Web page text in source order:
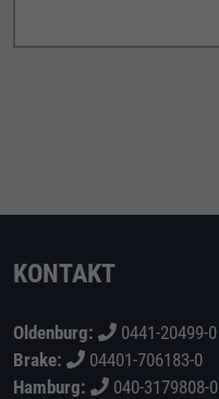
KONTAKT
Oldenburg:
0441-20499-0
Brake:
04401-706183-0
Hamburg:
040-3179808-0